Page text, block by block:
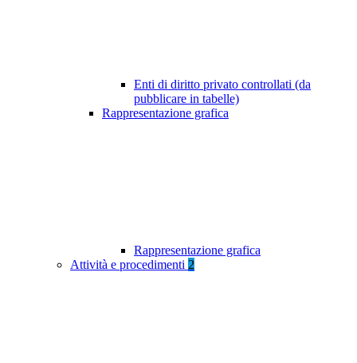
Enti di diritto privato controllati (da
pubblicare in tabelle)
Rappresentazione grafica
Rappresentazione grafica
Attività e procedimenti 2